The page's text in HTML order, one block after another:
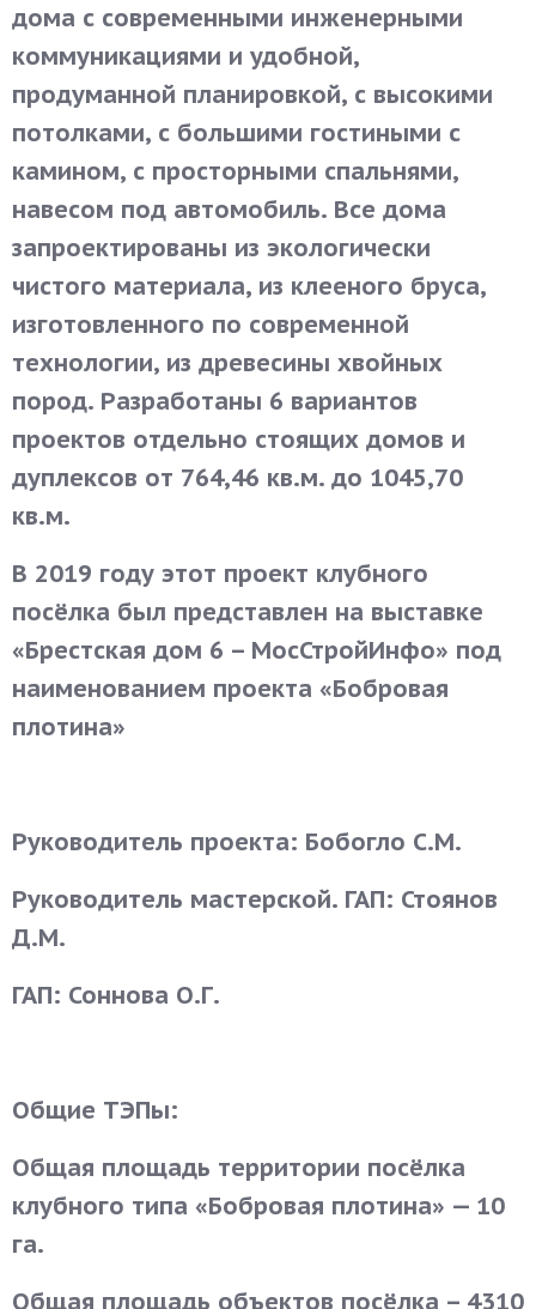
дома с современными инженерными
коммуникациями и удобной,
продуманной планировкой, с высокими
потолками, с большими гостиными с
камином, с просторными спальнями,
навесом под автомобиль. Все дома
запроектированы из экологически
чистого материала, из клееного бруса,
изготовленного по современной
технологии, из древесины хвойных
пород. Разработаны 6 вариантов
проектов отдельно стоящих домов и
дуплексов от 764,46 кв.м. до 1045,70
кв.м.
В 2019 году этот проект клубного
посёлка был представлен на выставке
«Брестская дом 6 – МосСтройИнфо» под
наименованием проекта «Бобровая
плотина»
Руководитель проекта: Бобогло С.М.
Руководитель мастерской. ГАП: Стоянов
Д.М.
ГАП: Соннова О.Г.
Общие ТЭПы:
Общая площадь территории посёлка
клубного типа «Бобровая плотина» — 10
га.
Общая площадь объектов посёлка – 4310